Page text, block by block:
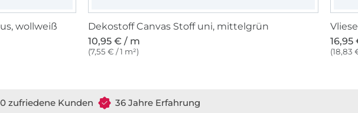
wollweiß
Dekostoff Canvas Stoff uni, mittelgrün
10,95 € / m
(7,55 € / 1 m²) (18,83
zufriedene Kunden 36 Jahre Erfahrung